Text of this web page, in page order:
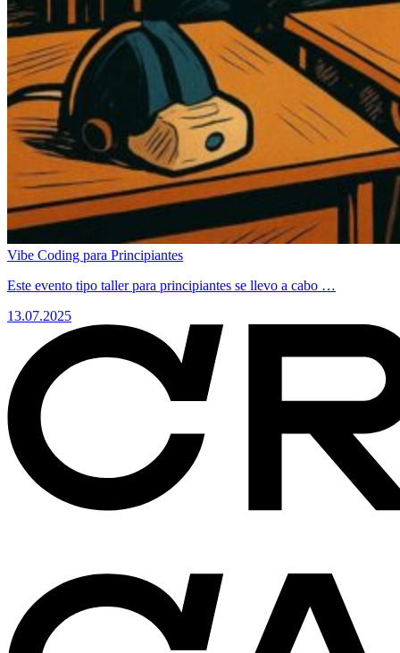
Vibe Coding para Principiantes
Este evento tipo taller para principiantes se llevo a cabo …
13.07.2025